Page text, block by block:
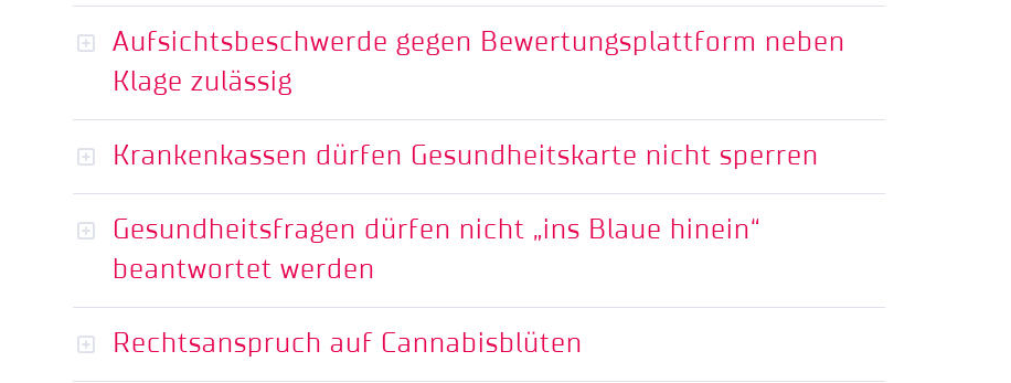
Aufsichtsbeschwerde gegen Bewertungsplattform neben
Klage zulässig
Krankenkassen dürfen Gesundheitskarte nicht sperren
Gesundheitsfragen dürfen nicht „ins Blaue hinein“
beantwortet werden
Rechtsanspruch auf Cannabisblüten